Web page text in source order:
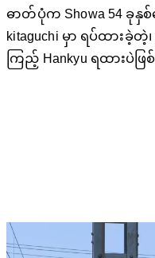
ဓာတ်ပုံက Showa 54 ခုနှ
kitaguchi မှာ ရပ်ထား
ကြည့် Hankyu ရထားပဲဖြ